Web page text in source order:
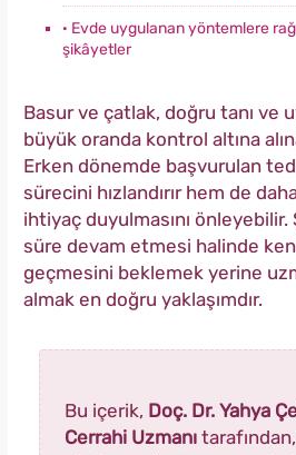
· Evde uygulanan yöntemlere
şikâyetler
Basur ve çatlak, doğru tanı ve
büyük oranda kontrol altına
Erken dönemde başvurulan
sürecini hızlandırır hem de
ihtiyaç duyulmasını
süre devam etmesi halinde
geçmesini beklemek yerine
almak en doğru yaklaşımdır.
Bu içerik, Doç. Dr. Yahya
Cerrahi Uzmanı